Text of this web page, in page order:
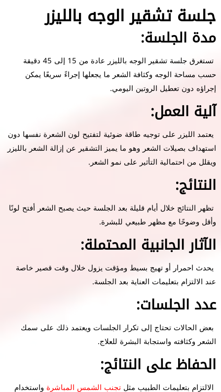
جلسة تشقير الوجه بالليزر
مدة الجلسة:
تستغرق جلسة تشقير الوجه بالليزر عادة من 15 إلى 45 دقيقة
حسب مساحة الوجه وكثافة الشعر ما يجعلها إجراءً سريعًا يمكن
إجراؤه دون تعطيل الروتين اليومي.
آلية العمل:
يعتمد الليزر على توجيه طاقة ضوئية لتفتيح لون الشعرة نفسها دون
استهداف بصيلات الشعر وهو ما يميز التشقير عن إزالة الشعر بالليزر
ويقلل من احتمالية التأثير على نمو الشعر.
النتائج:
تظهر النتائج خلال أيام قليلة بعد الجلسة حيث يصبح الشعر أفتح لونًا
وأقل وضوحًا مع مظهر طبيعي للبشرة.
الآثار الجانبية المحتملة:
يحدث احمرار أو تهيج بسيط ومؤقت يزول خلال وقت قصير خاصة
عند الالتزام بتعليمات العناية بعد الجلسة.
عدد الجلسات:
بعض الحالات تحتاج إلى تكرار الجلسات ويعتمد ذلك على سمك
الشعر وكثافته واستجابة البشرة للعلاج.
الحفاظ على النتائج:
الالتزام بتعليمات الطبيب مثل تجنب الشمس المباشرة واستخدام